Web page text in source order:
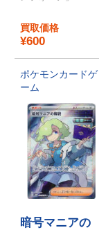
買取価格
¥600
ポケモンカードゲ
ーム
暗号マニアの